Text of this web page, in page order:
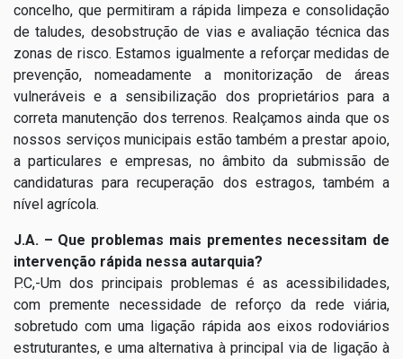
concelho, que permitiram a rápida limpeza e consolidação
de taludes, desobstrução de vias e avaliação técnica das
zonas de risco. Estamos igualmente a reforçar medidas de
prevenção, nomeadamente a monitorização de áreas
vulneráveis e a sensibilização dos proprietários para a
correta manutenção dos terrenos. Realçamos ainda que os
nossos serviços municipais estão também a prestar apoio,
a particulares e empresas, no âmbito da submissão de
candidaturas para recuperação dos estragos, também a
nível agrícola.
J.A. – Que problemas mais prementes necessitam de
intervenção rápida nessa autarquia?
P.C,-Um dos principais problemas é as acessibilidades,
com premente necessidade de reforço da rede viária,
sobretudo com uma ligação rápida aos eixos rodoviários
estruturantes, e uma alternativa à principal via de ligação à